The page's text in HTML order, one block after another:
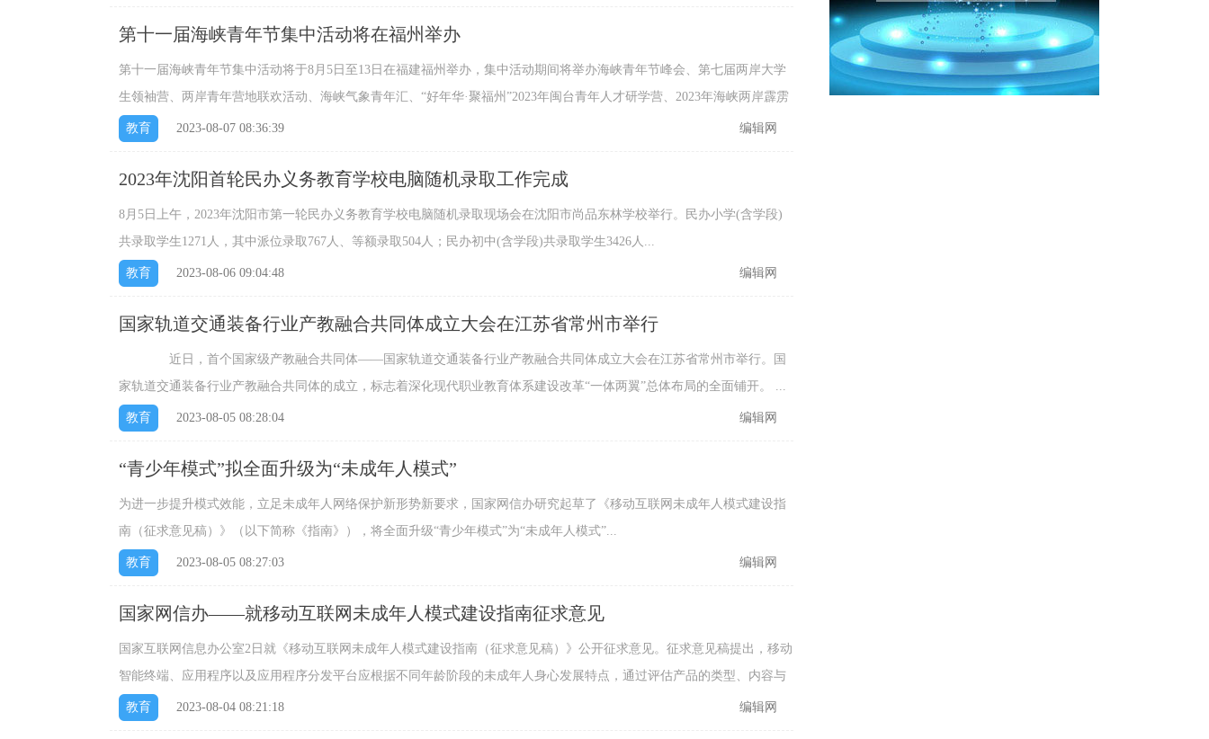
第十一届海峡青年节集中活动将在福州举办
第十一届海峡青年节集中活动将于8月5日至13日在福建福州举办，集中活动期间将举办海峡青年节峰会、第七届两岸大学
生领袖营、两岸青年营地联欢活动、海峡气象青年汇、“好年华·聚福州”2023年闽台青年人才研学营、2023年海峡两岸霹雳
舞大赛等活动。...
教育 2023-08-07 08:36:39 编辑网
2023年沈阳首轮民办义务教育学校电脑随机录取工作完成
8月5日上午，2023年沈阳市第一轮民办义务教育学校电脑随机录取现场会在沈阳市尚品东林学校举行。民办小学(含学段)
共录取学生1271人，其中派位录取767人、等额录取504人；民办初中(含学段)共录取学生3426人...
教育 2023-08-06 09:04:48 编辑网
国家轨道交通装备行业产教融合共同体成立大会在江苏省常州市举行
近日，首个国家级产教融合共同体——国家轨道交通装备行业产教融合共同体成立大会在江苏省常州市举行。国
家轨道交通装备行业产教融合共同体的成立，标志着深化现代职业教育体系建设改革“一体两翼”总体布局的全面铺开。 ...
教育 2023-08-05 08:28:04 编辑网
“青少年模式”拟全面升级为“未成年人模式”
为进一步提升模式效能，立足未成年人网络保护新形势新要求，国家网信办研究起草了《移动互联网未成年人模式建设指
南（征求意见稿）》（以下简称《指南》），将全面升级“青少年模式”为“未成年人模式”...
教育 2023-08-05 08:27:03 编辑网
国家网信办——就移动互联网未成年人模式建设指南征求意见
国家互联网信息办公室2日就《移动互联网未成年人模式建设指南（征求意见稿）》公开征求意见。征求意见稿提出，移动
智能终端、应用程序以及应用程序分发平台应根据不同年龄阶段的未成年人身心发展特点，通过评估产品的类型、内容与
功能等要素，为不同年龄阶段用户提供适合其身心发展的信息...
教育 2023-08-04 08:21:18 编辑网